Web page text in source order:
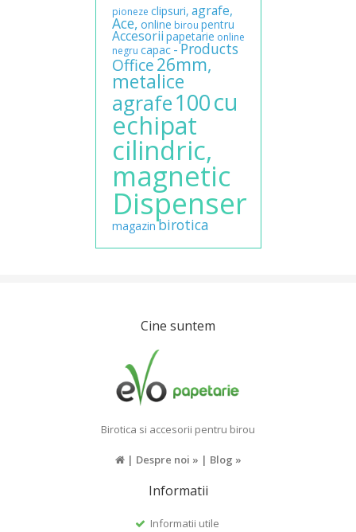
pioneze clipsuri, agrafe,
Ace, online birou pentru
Accesorii papetarie online
negru capac -Products
Office26mm,
metalice
agrafe100cu
echipat
cilindric,
magnetic
Dispenser
magazinbirotica
Cine suntem
Birotica si accesorii pentru birou
| Despre noi » | Blog »
Informatii
Informatii utile